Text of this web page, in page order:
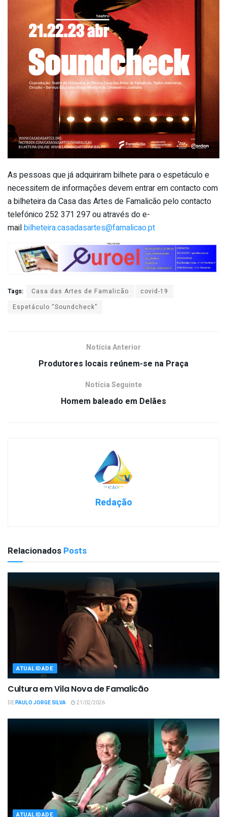
As pessoas que já adquiriram bilhete para o espetáculo e
necessitem de informações devem entrar em contacto com
a bilheteira da Casa das Artes de Famalicão pelo contacto
telefónico 252 371 297 ou através do e-
mailbilheteira.casadasartes@famalicao.pt
Tags: Casa das Artes de Famalicão
covid-19
Espetáculo “Soundcheck”
Notícia Anterior
Produtores locais reúnem-se na Praça
Notícia Seguinte
Homem baleado em Delães
Redação
Relacionados Posts
ATUALIDADE
Cultura em Vila Nova de Famalicão
DEPAULO JORGE SILVA 21/02/2026
ATUALIDADE